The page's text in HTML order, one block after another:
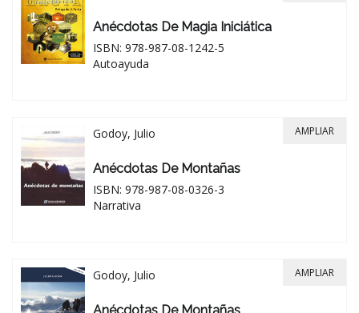
Anécdotas De Magia Iniciática
ISBN: 978-987-08-1242-5
Autoayuda
Godoy, Julio
Anécdotas De Montañas
ISBN: 978-987-08-0326-3
Narrativa
AMPLIAR
Godoy, Julio AMPLIAR